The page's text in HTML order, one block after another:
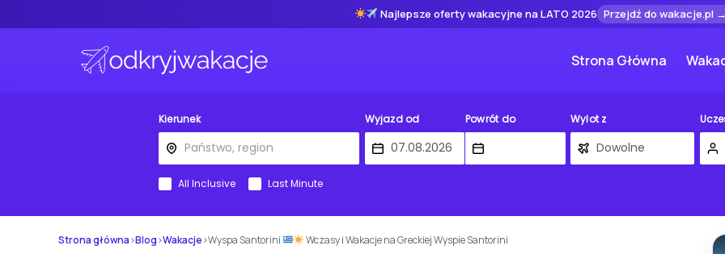
Najlepsze oferty wakacyjne na LATO 2026 Przejdź do wakacje.pl
Strona Główna
Kierunek Wyjazd od Powrót do Wylot z
All Inclusive Last Minute
Strona główna›Blog›Wakacje›Wyspa Santorini Wczasy i Wakacje na Greckiej Wyspie Santorini